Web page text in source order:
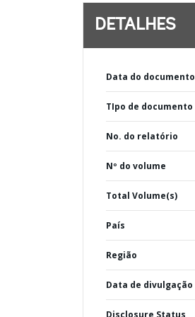
DETALHES
Data do documento
TIpo de documento
No. do relatório
Nº do volume
Total Volume(s)
País
Região
Data de divulgação
Disclosure Status